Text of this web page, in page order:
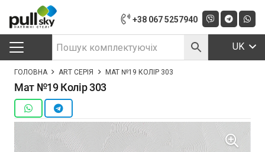
+38 067 5257940
UK
ГОЛОВНА ART СЕРІЯ МАТ №19 КОЛІР 303
Мат №19 Колір 303